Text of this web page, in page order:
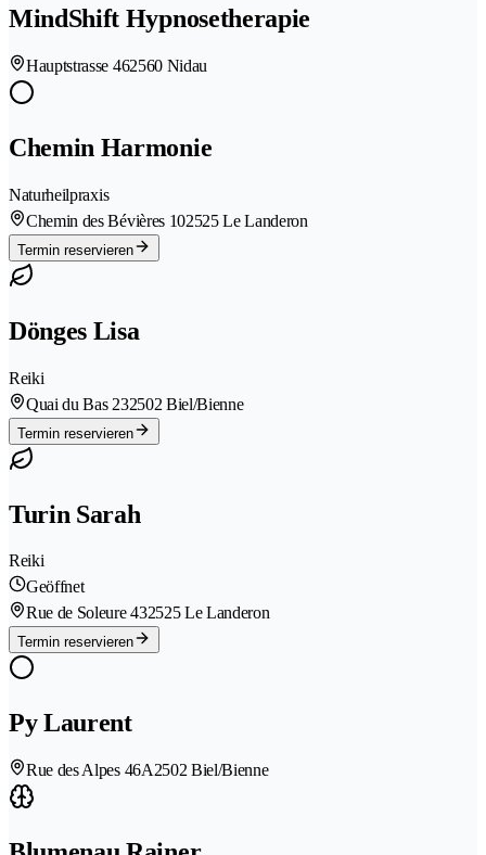
MindShift Hypnosetherapie
Hauptstrasse 462560 Nidau
Chemin Harmonie
Naturheilpraxis
Chemin des Bévières 102525 Le Landeron
Termin reservieren
Dönges Lisa
Reiki
Quai du Bas 232502 Biel/Bienne
Termin reservieren
Turin Sarah
Reiki
Geöffnet
Rue de Soleure 432525 Le Landeron
Termin reservieren
Py Laurent
Rue des Alpes 46A2502 Biel/Bienne